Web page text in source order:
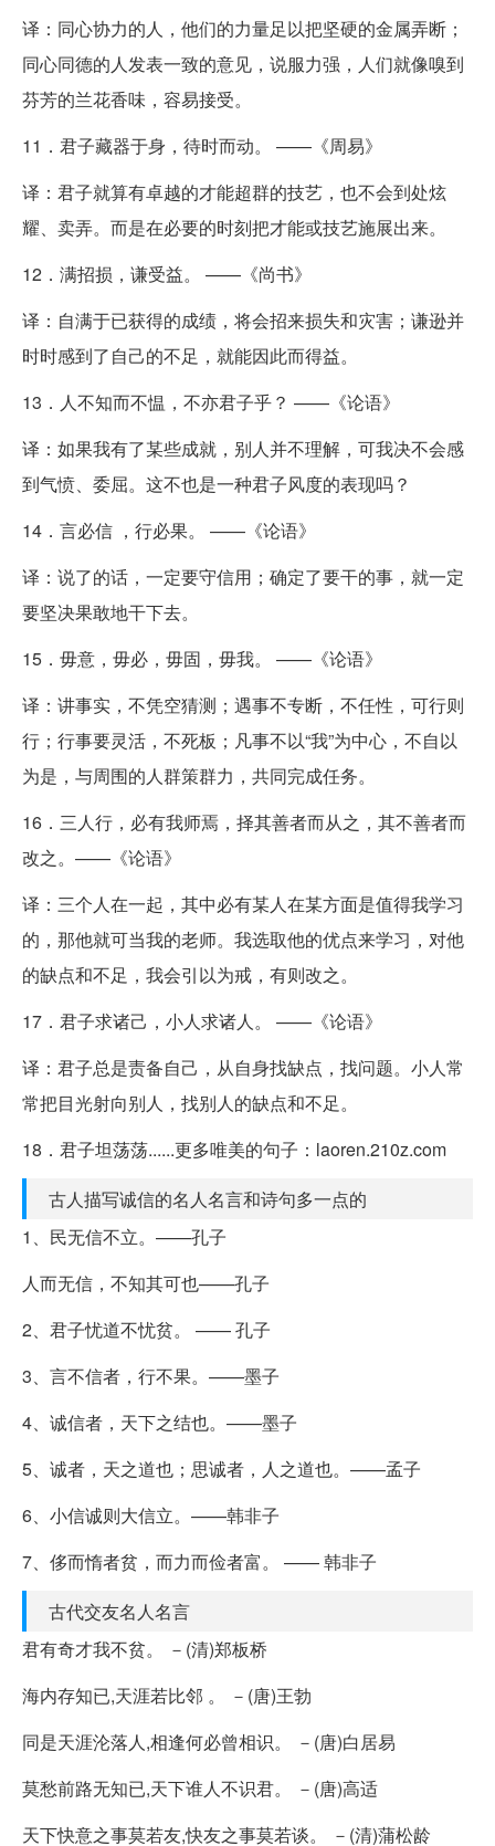
译：同心协力的人，他们的力量足以把坚硬的金属弄断；
同心同德的人发表一致的意见，说服力强，人们就像嗅到
芬芳的兰花香味，容易接受。
11．君子藏器于身，待时而动。 ——《周易》
译：君子就算有卓越的才能超群的技艺，也不会到处炫
耀、卖弄。而是在必要的时刻把才能或技艺施展出来。
12．满招损，谦受益。 ——《尚书》
译：自满于已获得的成绩，将会招来损失和灾害；谦逊并
时时感到了自己的不足，就能因此而得益。
13．人不知而不愠，不亦君子乎？ ——《论语》
译：如果我有了某些成就，别人并不理解，可我决不会感
到气愤、委屈。这不也是一种君子风度的表现吗？
14．言必信 ，行必果。 ——《论语》
译：说了的话，一定要守信用；确定了要干的事，就一定
要坚决果敢地干下去。
15．毋意，毋必，毋固，毋我。 ——《论语》
译：讲事实，不凭空猜测；遇事不专断，不任性，可行则
行；行事要灵活，不死板；凡事不以“我”为中心，不自以
为是，与周围的人群策群力，共同完成任务。
16．三人行，必有我师焉，择其善者而从之，其不善者而
改之。——《论语》
译：三个人在一起，其中必有某人在某方面是值得我学习
的，那他就可当我的老师。我选取他的优点来学习，对他
的缺点和不足，我会引以为戒，有则改之。
17．君子求诸己，小人求诸人。 ——《论语》
译：君子总是责备自己，从自身找缺点，找问题。小人常
常把目光射向别人，找别人的缺点和不足。
18．君子坦荡荡......更多唯美的句子：laoren.210z.com
古人描写诚信的名人名言和诗句多一点的
1、民无信不立。——孔子
人而无信，不知其可也——孔子
2、君子忧道不忧贫。 —— 孔子
3、言不信者，行不果。——墨子
4、诚信者，天下之结也。——墨子
5、诚者，天之道也；思诚者，人之道也。——孟子
6、小信诚则大信立。——韩非子
7、侈而惰者贫，而力而俭者富。 —— 韩非子
古代交友名人名言
君有奇才我不贫。 －(清)郑板桥
海内存知已,天涯若比邻 。 －(唐)王勃
同是天涯沦落人,相逢何必曾相识。 －(唐)白居易
莫愁前路无知已,天下谁人不识君。 －(唐)高适
天下快意之事莫若友,快友之事莫若谈。 －(清)蒲松龄